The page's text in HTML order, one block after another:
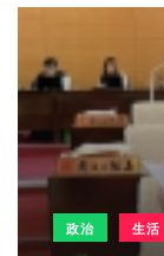
政治 生活